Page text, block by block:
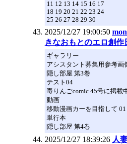
11 12 13 14 15 16 17
18 19 20 21 22 23 24
25 26 27 28 29 30
2025/12/27 19:00:50
きなおもとのエロ創作
ギャラリー
アシスタント募集用参考画
隠し部屋 第3巻
テスト04
毒りんごcomic 45号に掲載
動画
移動漫画カーを目指して 01
単行本
隠し部屋 第4巻
2025/12/27 18:39:26 人